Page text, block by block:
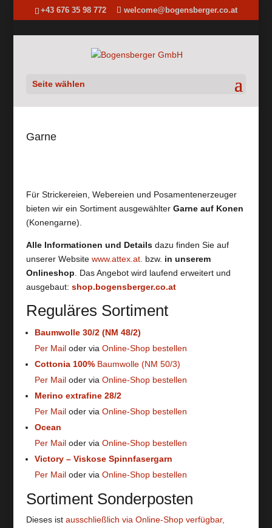
+43 676 35 98 772 welcome@bogensberger.co.at
Seite wählen
Garne
Für Strickereien, Webereien und Posamentenerzeuger
bieten wir ein Sortiment ausgewählter Garne auf Konen
(Konengarne).
Alle Informationen und Details dazu finden Sie auf
unserer Website www.attex.at. bzw. in unserem
Onlineshop . Das Angebot wird laufend erweitert und
ausgebaut: shop.bogensberger.co.at
Reguläres Sortiment
Baumwolle 30/2 (NM 48/2)
Per Mailoder via Online-Shop bestellen
Cottonia 100%Baumwolle (NM 50/3)
Per Mailoder via Online-Shop bestellen
Merino extrafine 28/2
Per Mailoder via Online-Shop bestellen
Ocean
Per Mailoder via Online-Shop bestellen
Victory – Viskose Spinnfasergarn
Per Mailoder via Online-Shop bestellen
Sortiment Sonderposten
Dieses ist ausschließlich via Online-Shop verfügbar,